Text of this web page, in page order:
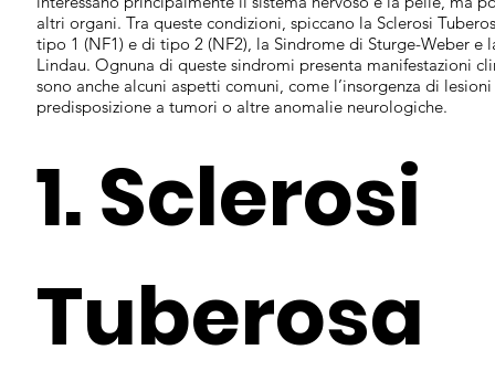
altri organi. Tra queste condizioni, spiccano la Sclerosi
tipo 1 (NF1) e di tipo 2 (NF2), la Sindrome di Sturge-Weber e
Lindau. Ognuna di queste sindromi presenta manifestazioni
sono anche alcuni aspetti comuni, come l’insorgenza di
predisposizione a tumori o altre anomalie neurologiche.
1. Sclerosi
Tuberosa